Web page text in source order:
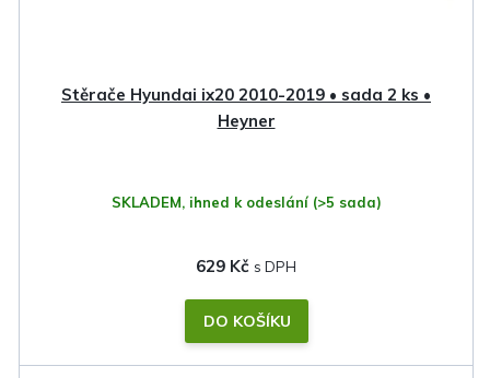
Stěrače Hyundai ix20 2010-2019 • sada 2 ks •
Heyner
SKLADEM, ihned k odeslání (>5 sada)
629 Kč
DO KOŠÍKU